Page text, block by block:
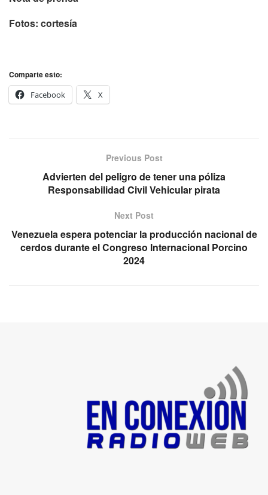
Fotos: cortesía
Comparte esto:
Facebook
X
Previous Post
Advierten del peligro de tener una póliza
Responsabilidad Civil Vehicular pirata
Next Post
Venezuela espera potenciar la producción nacional de
cerdos durante el Congreso Internacional Porcino
2024